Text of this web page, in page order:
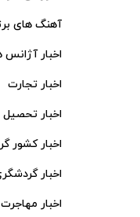
آهنگ های
اخبار
اخبار تجارت
اخبار
اخبار کشور
اخبار
اخبار